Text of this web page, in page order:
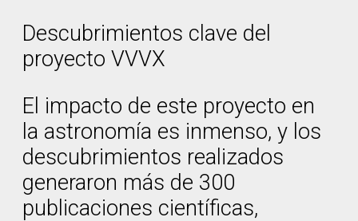
Descubrimientos clave del
proyecto VVVX
El impacto de este proyecto en
la astronomía es inmenso, y los
descubrimientos realizados
generaron más de 300
publicaciones científicas,